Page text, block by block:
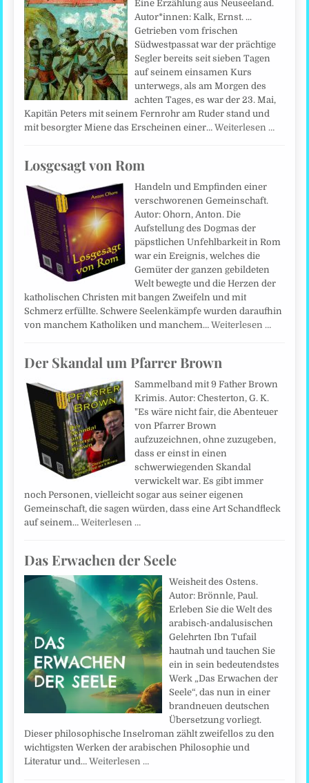
Eine Erzählung aus Neuseeland.
Autor*innen: Kalk, Ernst. ...
Getrieben vom frischen
Südwestpassat war der prächtige
Segler bereits seit sieben Tagen
auf seinem einsamen Kurs
unterwegs, als am Morgen des
achten Tages, es war der 23. Mai,
Kapitän Peters mit seinem Fernrohr am Ruder stand und
mit besorgter Miene das Erscheinen einer…Weiterlesen …
Losgesagt von Rom
Handeln und Empfinden einer
verschworenen Gemeinschaft.
Autor: Ohorn, Anton. Die
Aufstellung des Dogmas der
päpstlichen Unfehlbarkeit in Rom
war ein Ereignis, welches die
Gemüter der ganzen gebildeten
Welt bewegte und die Herzen der
katholischen Christen mit bangen Zweifeln und mit
Schmerz erfüllte. Schwere Seelenkämpfe wurden daraufhin
von manchem Katholiken und manchem…Weiterlesen …
Der Skandal um Pfarrer Brown
Sammelband mit 9 Father Brown
Krimis. Autor: Chesterton, G. K.
"Es wäre nicht fair, die Abenteuer
von Pfarrer Brown
aufzuzeichnen, ohne zuzugeben,
dass er einst in einen
schwerwiegenden Skandal
verwickelt war. Es gibt immer
noch Personen, vielleicht sogar aus seiner eigenen
Gemeinschaft, die sagen würden, dass eine Art Schandfleck
auf seinem…Weiterlesen …
Das Erwachen der Seele
Weisheit des Ostens.
Autor: Brönnle, Paul.
Erleben Sie die Welt des
arabisch-andalusischen
Gelehrten Ibn Tufail
hautnah und tauchen Sie
ein in sein bedeutendstes
Werk „Das Erwachen der
Seele“, das nun in einer
brandneuen deutschen
Übersetzung vorliegt.
Dieser philosophische Inselroman zählt zweifellos zu den
wichtigsten Werken der arabischen Philosophie und
Literatur und…Weiterlesen …